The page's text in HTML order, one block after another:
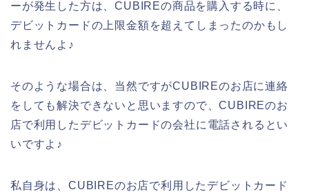
ーが発生した方は、CUBIREの商品を購入する時に、
デビットカードの上限金額を超えてしまったのかもし
れませんよ♪
そのような場合は、当然ですがCUBIREのお店に連絡
をしても解決できないと思いますので、CUBIREのお
店で利用したデビットカードの会社に電話されるとい
いですよ♪
私自身は、CUBIREのお店で利用したデビットカード